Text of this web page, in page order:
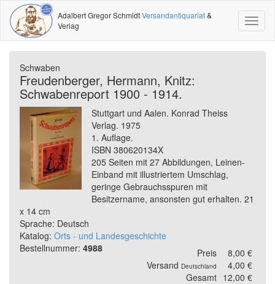
Adalbert Gregor SchmidtVersandantiquariat&
Verlag
Schwaben
Freudenberger, Hermann, Knitz:
Schwabenreport 1900 - 1914.
Stuttgart und Aalen. Konrad Theiss
Verlag. 1975
1. Auflage.
ISBN 380620134X
205 Seiten mit 27 Abbildungen, Leinen-
Einband mit illustriertem Umschlag,
geringe Gebrauchsspuren mit
Besitzername, ansonsten gut erhalten. 21
x 14 cm
Sprache: Deutsch
Katalog: Orts - und Landesgeschichte
Bestellnummer: 4988 Preis
8,00 €
Versand Deutschland
4,00 €
Gesamt 12,00 €